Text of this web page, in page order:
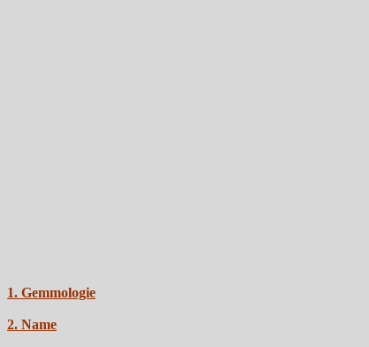
1. Gemmologie
2. Name